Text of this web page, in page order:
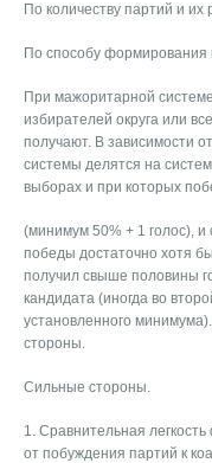
По количеству партий и их
По способу формирования
При мажоритарной
избирателей округа или
получают. В зависимости
системы делятся на
выборах и при которых
(минимум 50% + 1 голос),
победы достаточно хотя
получил свыше половины
кандидата (иногда во
установленного
стороны.
Сильные стороны.
1. Сравнительная
от побуждения партий к